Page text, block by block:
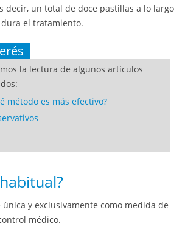
decir, un total de doce pastillas a lo largo
el tratamiento.
la lectura de algunos artículos
método es más efectivo?
y exclusivamente como medida de
médico.